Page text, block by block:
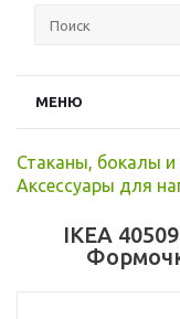
МЕНЮ
Стаканы, бокалы
Аксессуары для
IKEA